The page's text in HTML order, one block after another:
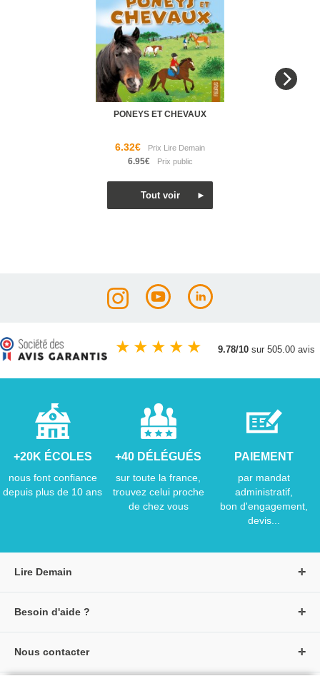
PONEYS ET CHEVAUX
6.32€
6.95€
★ ★ ★ ★ ★ 9.78/10 sur 505.00 avis
+20K ÉCOLES
nous font confiance
depuis plus de 10 ans
+40 DÉLÉGUÉS
sur toute la france,
trouvez celui proche
de chez vous
PAIEMENT
par mandat
administratif,
bon d'engagement,
devis...
Lire Demain
Créer un compte
Besoin d'aide ?
Nous contacter